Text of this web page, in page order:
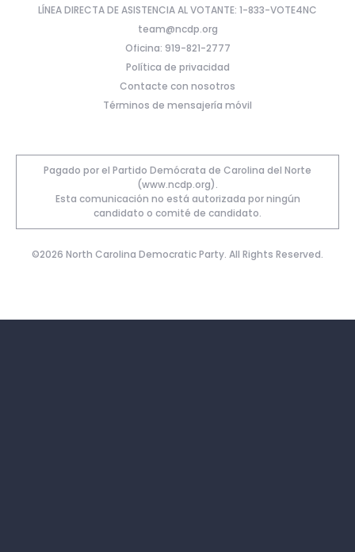
LÍNEA DIRECTA DE ASISTENCIA AL VOTANTE: 1-833-VOTE4NC
team@ncdp.org
Oficina: 919-821-2777
Política de privacidad
Contacte con nosotros
Términos de mensajería móvil
Pagado por el Partido Demócrata de Carolina del Norte
(www.ncdp.org).
Esta comunicación no está autorizada por ningún
candidato o comité de candidato.
©2026 North Carolina Democratic Party. All Rights Reserved.